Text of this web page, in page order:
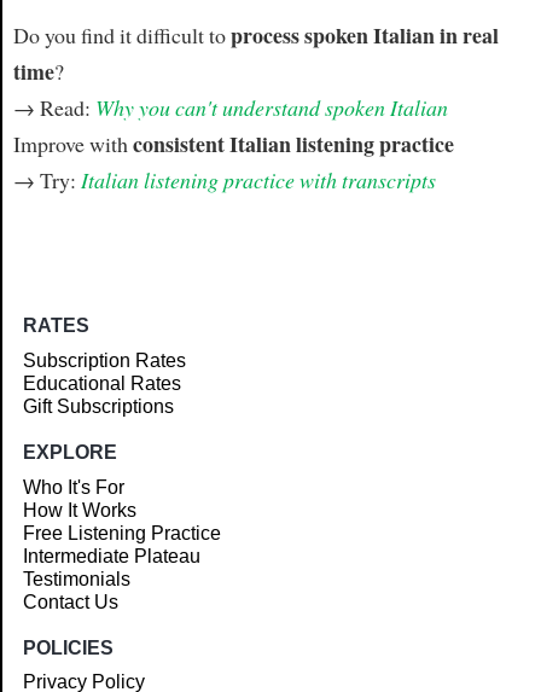
Do you find it difficult toprocess spoken Italian in real
time?
→ Read: Why you can't understand spoken Italian
Improve with consistent Italian listening practice
→ Try: Italian listening practice with transcripts
RATES
Subscription Rates
Educational Rates
Gift Subscriptions
EXPLORE
Who It's For
How It Works
Free Listening Practice
Intermediate Plateau
Testimonials
Contact Us
POLICIES
Privacy Policy